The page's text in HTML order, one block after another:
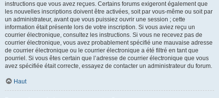
instructions que vous avez reçues. Certains forums exigeront également que
les nouvelles inscriptions doivent être activées, soit par vous-même ou soit par
un administrateur, avant que vous puissiez ouvrir une session ; cette
information était présente lors de votre inscription. Si vous aviez reçu un
courrier électronique, consultez les instructions. Si vous ne recevez pas de
courrier électronique, vous avez probablement spécifié une mauvaise adresse
de courrier électronique ou le courrier électronique a été filtré en tant que
pourriel. Si vous êtes certain que l’adresse de courrier électronique que vous
avez spécifiée était correcte, essayez de contacter un administrateur du forum.
Haut